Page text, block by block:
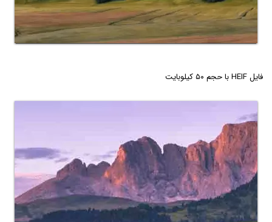
فایل HEIF با حجم ۵۰ کیلوبایت